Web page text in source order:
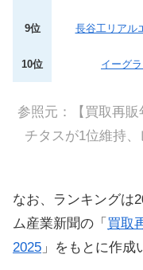
9位 長谷工リアル
10位 イーグ
参照元：
【買取再
チタスが1位維持
なお、ランキングは
ム産業新聞の「 買取
2025 」をもとに作成